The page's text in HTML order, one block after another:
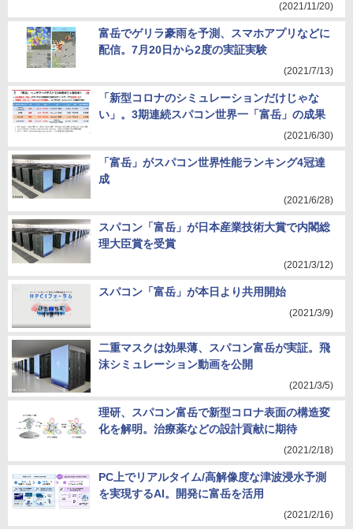
(2021/11/20)
富岳でゲリラ豪雨を予測、スマホアプリなどに
配信。7月20日から2度の実証実験
(2021/7/13)
「新型コロナのシミュレーションだけじゃな
い」。3期連続スパコン世界一「富岳」の成果
(2021/6/30)
「富岳」がスパコン世界性能ランキング4冠達
成
(2021/6/28)
スパコン「富岳」が日本産業技術大賞で内閣総
理大臣賞を受賞
(2021/3/12)
スパコン「富岳」が本日より共用開始
(2021/3/9)
二重マスクは効果薄、スパコン富岳が実証。飛
沫シミュレーション動画を公開
(2021/3/5)
理研、スパコン富岳で新型コロナ表面の構造変
化を解明。治療薬などの設計貢献に期待
(2021/2/18)
PC上でリアルタイム/高解像度な津波浸水予測
を実現するAI。開発に富岳を活用
(2021/2/16)